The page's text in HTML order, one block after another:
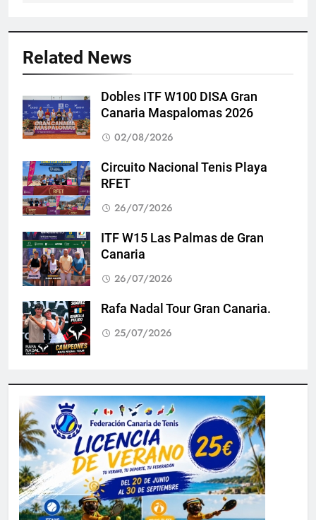
Related News
Dobles ITF W100 DISA Gran
Canaria Maspalomas 2026
02/08/2026
Circuito Nacional Tenis Playa
RFET
26/07/2026
ITF W15 Las Palmas de Gran
Canaria
26/07/2026
Rafa Nadal Tour Gran Canaria.
25/07/2026